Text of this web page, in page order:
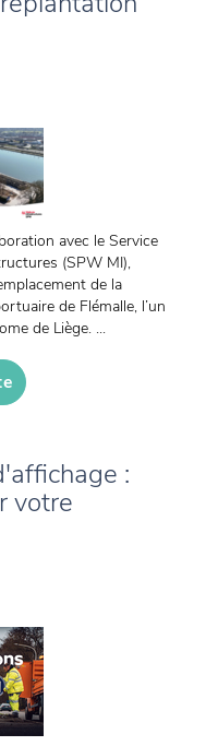
avec le Service
(SPW MI),
de la
de Flémalle, l’un
de Liège. ...
:
votre